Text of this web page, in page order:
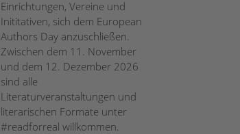
Einrichtungen, Vereine und
Inititativen, sich dem European
Authors Day anzuschließen.
Zwischen dem 11. November
und dem 12. Dezember 2026
sind alle
Literaturveranstaltungen und
literarischen Formate unter
#readforreal willkommen.